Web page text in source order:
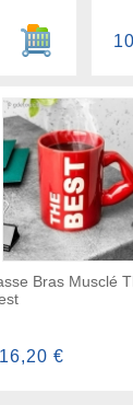
Ajouter au
Bras Musclé
16,20 €